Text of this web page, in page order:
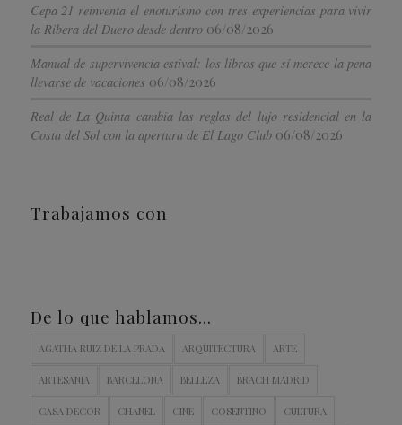
Cepa 21 reinventa el enoturismo con tres experiencias para vivir
la Ribera del Duero desde dentro 06/08/2026
Manual de supervivencia estival: los libros que sí merece la pena
llevarse de vacaciones 06/08/2026
Real de La Quinta cambia las reglas del lujo residencial en la
Costa del Sol con la apertura de El Lago Club 06/08/2026
Trabajamos con
De lo que hablamos…
AGATHA RUIZ DE LA PRADA ARQUITECTURA ARTE
ARTESANIA BARCELONA BELLEZA BRACH MADRID
CASA DECOR CHANEL CINE COSENTINO CULTURA